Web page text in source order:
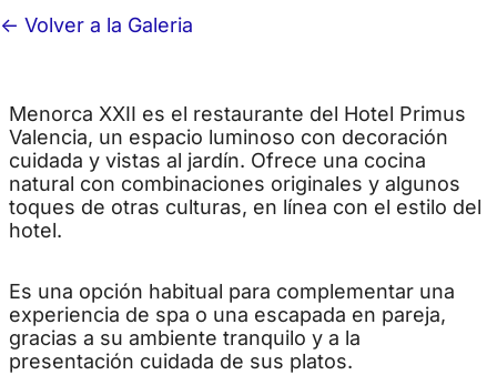
<- Volver a la Galeria
Menorca XXII es el restaurante del Hotel Primus
Valencia, un espacio luminoso con decoración
cuidada y vistas al jardín. Ofrece una cocina
natural con combinaciones originales y algunos
toques de otras culturas, en línea con el estilo del
hotel.
Es una opción habitual para complementar una
experiencia de spa o una escapada en pareja,
gracias a su ambiente tranquilo y a la
presentación cuidada de sus platos.